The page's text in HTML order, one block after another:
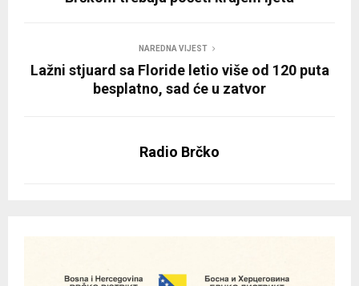
NAREDNA VIJEST
Lažni stjuard sa Floride letio više od 120 puta
besplatno, sad će u zatvor
Radio Brčko